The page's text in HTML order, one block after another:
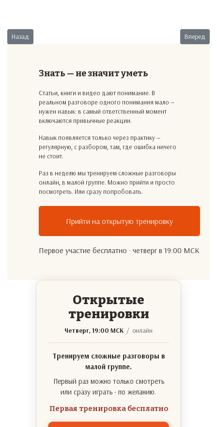
Предыдущий: Кадровые расстановки 2
Назад Вперед
Знать — не значит уметь
Статьи, книги и видео дают понимание. В
реальном разговоре одного понимания мало —
нужен навык: в самый ответственный момент
включаются привычные реакции.
Навык появляется только через практику —
регулярную, с разбором, там, где ошибка ничего
не стоит.
Раз в неделю мы тренируем сложные разговоры
онлайн, в малой группе. Можно прийти и просто
посмотреть. Или сразу попробовать.
Прийти на открытую тренировку
Первое участие бесплатно · четверг в 19:00 МСК
Открытые
тренировки
Четверг, 19:00 МСК / онлайн
Тренируем сложные разговоры в
малой группе.
Первый раз можно только смотреть
или сразу играть - по желанию.
Первая тренировка бесплатно